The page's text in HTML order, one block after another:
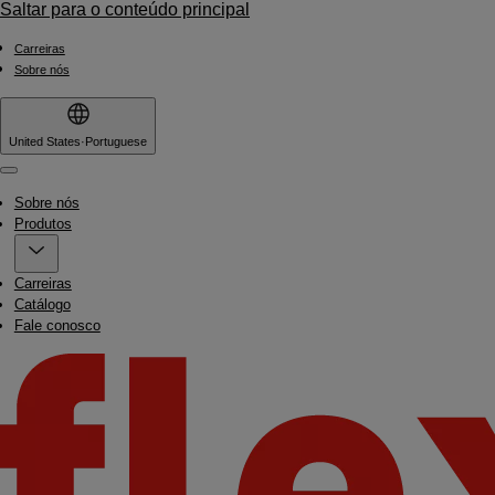
Saltar para o conteúdo principal
Carreiras
Sobre nós
United States·Portuguese
Sobre nós
Produtos
Carreiras
Catálogo
Fale conosco